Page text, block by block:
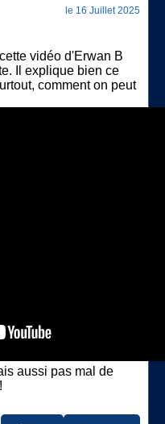
le 16 Juillet 2025
vidéo d'Erwan B
Il explique bien ce
comment on peut
aussi pas mal de